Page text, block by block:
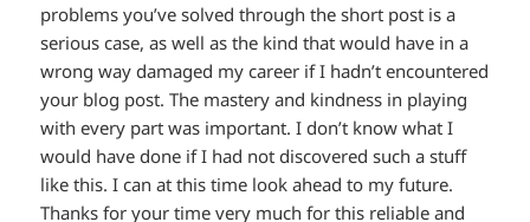
problems you’ve solved through the short post is a
serious case, as well as the kind that would have in a
wrong way damaged my career if I hadn’t encountered
your blog post. The mastery and kindness in playing
with every part was important. I don’t know what I
would have done if I had not discovered such a stuff
like this. I can at this time look ahead to my future.
Thanks for your time very much for this reliable and